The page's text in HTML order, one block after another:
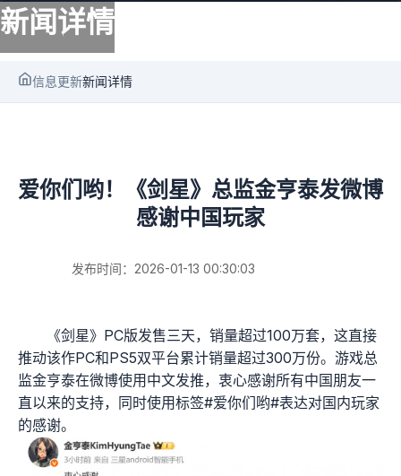
新闻详情
信息更新新闻详情
爱你们哟！《剑星》总监金亨泰发微博
感谢中国玩家
发布时间：2026-01-13 00:30:03
《剑星》PC版发售三天，销量超过100万套，这直接
推动该作PC和PS5双平台累计销量超过300万份。游戏总
监金亨泰在微博使用中文发推，衷心感谢所有中国朋友一
直以来的支持，同时使用标签#爱你们哟#表达对国内玩家
的感谢。